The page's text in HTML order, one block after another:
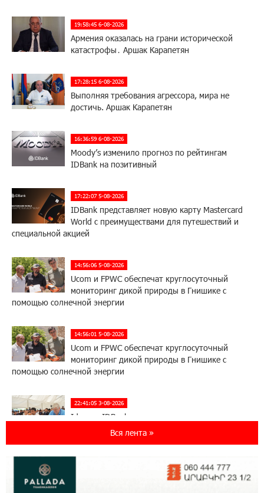
19:58:45 6-08-2026
Армения оказалась на грани исторической
катастрофы․ Аршак Карапетян
17:28:15 6-08-2026
Выполняя требования агрессора, мира не
достичь. Аршак Карапетян
16:36:59 6-08-2026
Moody’s изменило прогноз по рейтингам
IDBank на позитивный
17:22:07 5-08-2026
IDBank представляет новую карту Mastercard
World с преимуществами для путешествий и
специальной акцией
14:56:06 5-08-2026
Ucom и FPWC обеспечат круглосуточный
мониторинг дикой природы в Гнишике с
помощью солнечной энергии
14:56:01 5-08-2026
Ucom и FPWC обеспечат круглосуточный
мониторинг дикой природы в Гнишике с
помощью солнечной энергии
22:41:05 3-08-2026
Idram и IDBank - рядом со стартапами на
Seaside Startup Summit
В мобильном приложении Юнибанка теперь
Вся лента »